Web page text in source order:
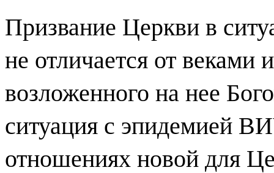
Призвание Церкви в
не отличается от
возложенного на нее
ситуация с эпидемией
отношениях новой для